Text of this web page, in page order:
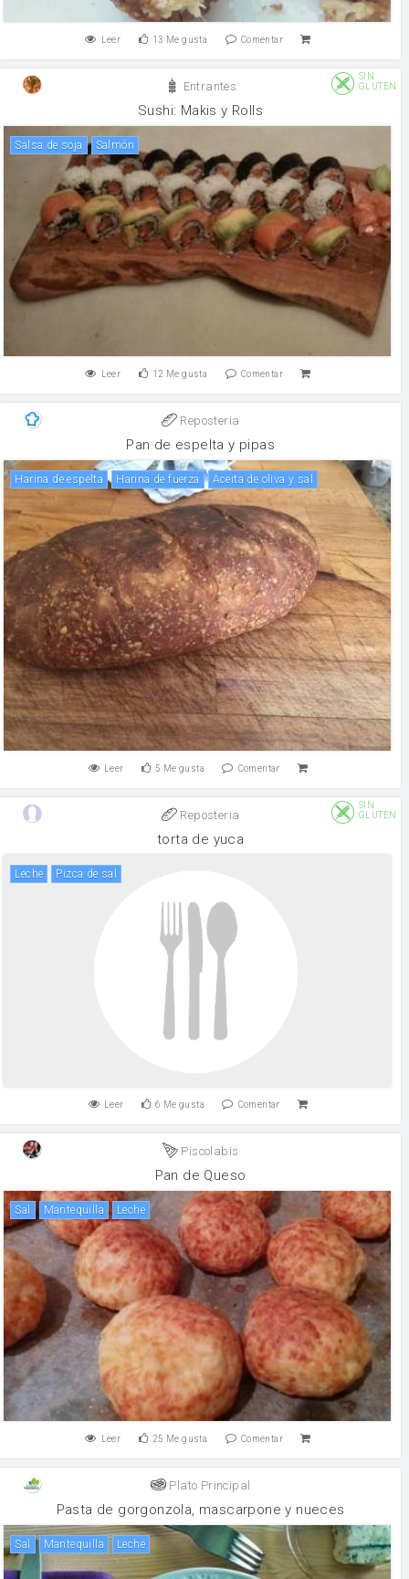
Leer 13 Me gusta Comentar
Entrantes
SIN
GLUTEN
Sushi: Makis y Rolls
salsa de soja salmón
Leer 12 Me gusta Comentar
Reposteria
Pan de espelta y pipas
Harina de espelta harina de fuerza Aceita de oliva y sal
Leer 5 Me gusta Comentar
Reposteria
SIN
GLUTEN
torta de yuca
leche pizca de sal
Leer 6 Me gusta Comentar
Piscolabis
Pan de Queso
sal mantequilla leche
Leer 25 Me gusta Comentar
Plato Principal
Pasta de gorgonzola, mascarpone y nueces
sal mantequilla leche